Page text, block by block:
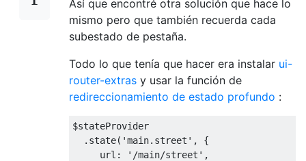
Así que encontré otra solución que hace lo
mismo pero que también recuerda cada
subestado de pestaña.
Todo lo que tenía que hacer era instalar ui-
router-extras y usar la función de
redireccionamiento de estado profundo :
$stateProvider
. state( 'main.street' ,
{
     url
: '/main/street' ,